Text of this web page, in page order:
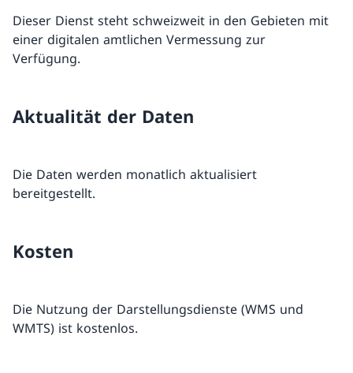
Dieser Dienst steht schweizweit in den Gebieten mit
einer digitalen amtlichen Vermessung zur
Verfügung.
Aktualität der Daten
Die Daten werden monatlich aktualisiert
bereitgestellt.
Kosten
Die Nutzung der Darstellungsdienste (WMS und
WMTS) ist kostenlos.